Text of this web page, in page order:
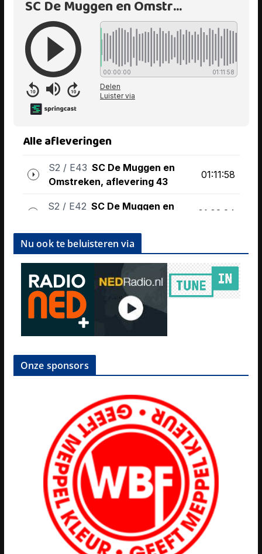
Nu ook te beluisteren via
Onze sponsors